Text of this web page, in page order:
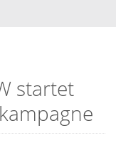
startet